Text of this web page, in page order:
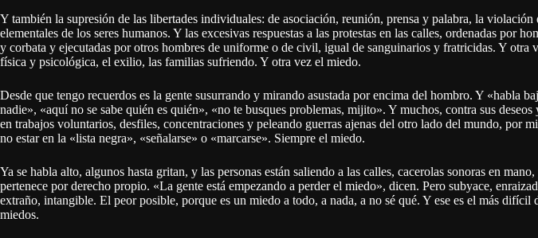
Y también la supresión de las libertades individuales: de asociación, reunión, prensa y palabra, la violación
elementales de los seres humanos. Y las excesivas respuestas a las protestas en las calles, ordenadas por
y corbata y ejecutadas por otros hombres de uniforme o de civil, igual de sanguinarios y fratricidas. Y otra
física y psicológica, el exilio, las familias sufriendo. Y otra vez el miedo.
Desde que tengo recuerdos es la gente susurrando y mirando asustada por encima del hombro. Y «habla
nadie», «aquí no se sabe quién es quién», «no te busques problemas, mijito». Y muchos, contra sus
en trabajos voluntarios, desfiles, concentraciones y peleando guerras ajenas del otro lado del mundo, por
no estar en la «lista negra», «señalarse» o «marcarse». Siempre el miedo.
Ya se habla alto, algunos hasta gritan, y las personas están saliendo a las calles, cacerolas sonoras en
pertenece por derecho propio. «La gente está empezando a perder el miedo», dicen. Pero subyace,
extraño, intangible. El peor posible, porque es un miedo a todo, a nada, a no sé qué. Y ese es el más difícil
miedos.